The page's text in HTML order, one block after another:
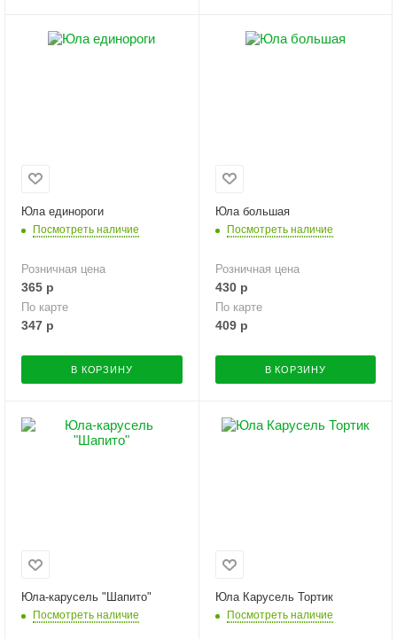
Юла единороги
Посмотреть наличие
Розничная цена
365 р
По карте
347 р
В КОРЗИНУ
Юла большая
Посмотреть наличие
Розничная цена
430р
По карте
409р
В КОРЗИНУ
Юла-карусель "Шапито"
Посмотреть наличие
Юла Карусель Тортик
Посмотреть наличие